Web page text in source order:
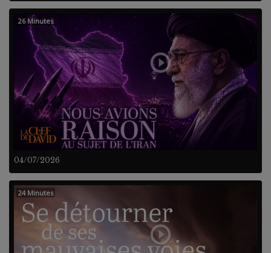
04/07/2026
26 Minutes
24 Minutes